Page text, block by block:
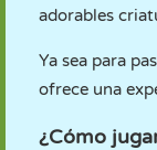
adorables
Ya sea para
ofrece una
¿Cómo